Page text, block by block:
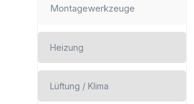
Montagewerkzeuge
Heizung
Lüftung / Klima